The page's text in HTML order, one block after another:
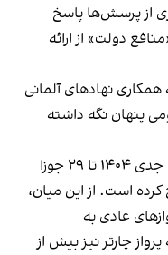
از پرسش‌ها پاسخ
دولت» از ارائه
نهادهای آلمانی
پنهان نگه داشته
دولت آلمان همچنین اعلام کرد که از ۱۱ جدی ۱۴۰۴ تا ۲۹ جوزا
کرده است. از این میان،
و ۱۰ نفر با پروازهای عادی به
چارتر نیز بیش از